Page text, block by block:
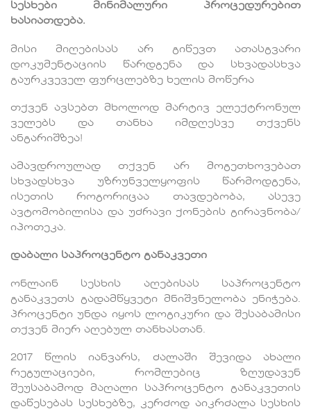
სესხები მინიმალური პროცედურებით
ხასიათდება.
მისი მიღებისას არ გიწევთ ათასგვარი
დოკუმენტაციის წარდგენა და სხვადასხვა
გაურკვეველ ფურცლებზე ხელის მოწერა
თქვენ ავსებთ მხოლოდ მარტივ ელექტრონულ
ველებს და თანხა იმდღესვე თქვენს
ანგარიშზეა!
ამავდროულად თქვენ არ მოგეთხოვებათ
სხვადსხვა უზრუნველყოფის წარმოდგენა,
ისეთის როგორიცაა თავდებობა, ასევე
ავტომობილისა და უძრავი ქონების გირავნობა/
იპოთეკა.
დაბალი საპროცენტო განაკვეთი
ონლაინ სესხის აღებისას საპროცენტო
განაკვეთს გადამწყვეტი მნიშვნელობა ენიჭება.
პროცენტი უნდა იყოს ლოგიკური და შესაბამისი
თქვენ მიერ აღებულ თანხასთან.
2017 წლის იანვარს, ძალაში შევიდა ახალი
რეგულაციები, რომლებიც ზღუდავენ
შეუსაბამოდ მაღალი საპროცენტო განაკვეთის
დაწესებას სესხებზე, კერძოდ აიკრძალა სესხის